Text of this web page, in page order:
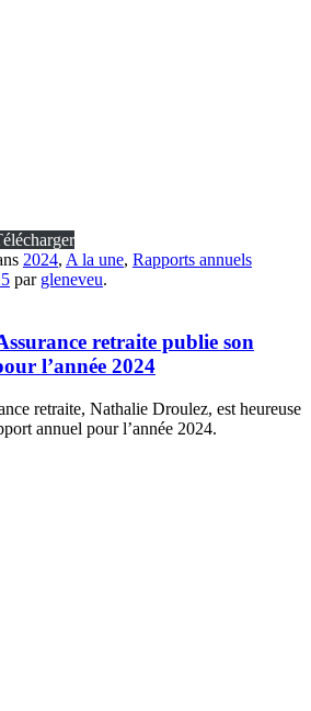
2024, A la une, Rapports annuels
par gleneveu.
retraite publie son
l’année 2024
retraite, Nathalie Droulez, est heureuse
annuel pour l’année 2024.